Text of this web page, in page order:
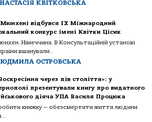
КВІТКОВСЬКА
відбувся IX Міжнародний
конкурс імені Квітки Цісик
Німеччина. В Консультаційній установі
вшанували...
ОСТРОВСЬКА
через пів століття»: у
презентували книгу про видатного
діяча УПА Василя Процюка
книжку — обезсмертити життя людини